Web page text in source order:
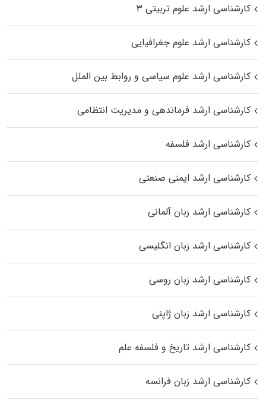
کارشناسی ارشد علوم تربیتی ۳
کارشناسی ارشد علوم جغرافیایی
کارشناسی ارشد علوم سیاسی و روابط بین الملل
کارشناسی ارشد فرماندهی و مدیریت انتظامی
کارشناسی ارشد فلسفه
کارشناسی ارشد ایمنی صنعتی
کارشناسی ارشد زبان آلمانی
کارشناسی ارشد زبان انگلیسی
کارشناسی ارشد زبان روسی
کارشناسی ارشد زبان ژاپنی
کارشناسی ارشد تاریخ و فلسفه علم
کارشناسی ارشد زبان فرانسه